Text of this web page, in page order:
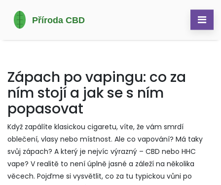
Zápach po vapingu: co za
ním stojí a jak se s ním
popasovat
Když zapálíte klasickou cigaretu, víte, že vám smrdí
oblečení, vlasy nebo místnost. Ale co vapování? Má taky
svůj zápach? A který je nejvíc výrazný – CBD nebo HHC
vape? V realitě to není úplně jasné a záleží na několika
věcech. Pojďme si vysvětlit, co za tu typickou vůni po